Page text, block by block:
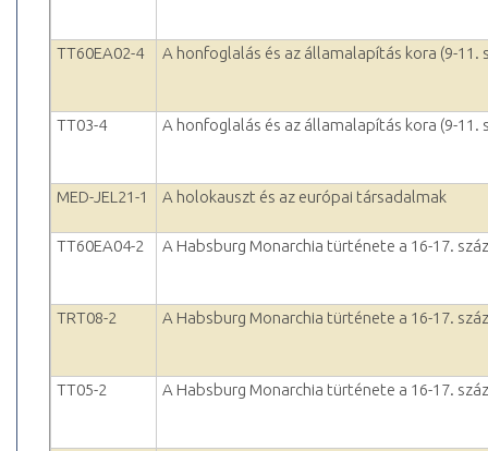
TT60EA02-4 A honfoglalás és az államalapítás kora (9-11.
TT03-4 A honfoglalás és az államalapítás kora (9-11.
MED-JEL21-1 A holokauszt és az európai társadalmak
TT60EA04-2 A Habsburg Monarchia türténete a 16-17.
TRT08-2 A Habsburg Monarchia türténete a 16-17.
TT05-2 A Habsburg Monarchia türténete a 16-17.